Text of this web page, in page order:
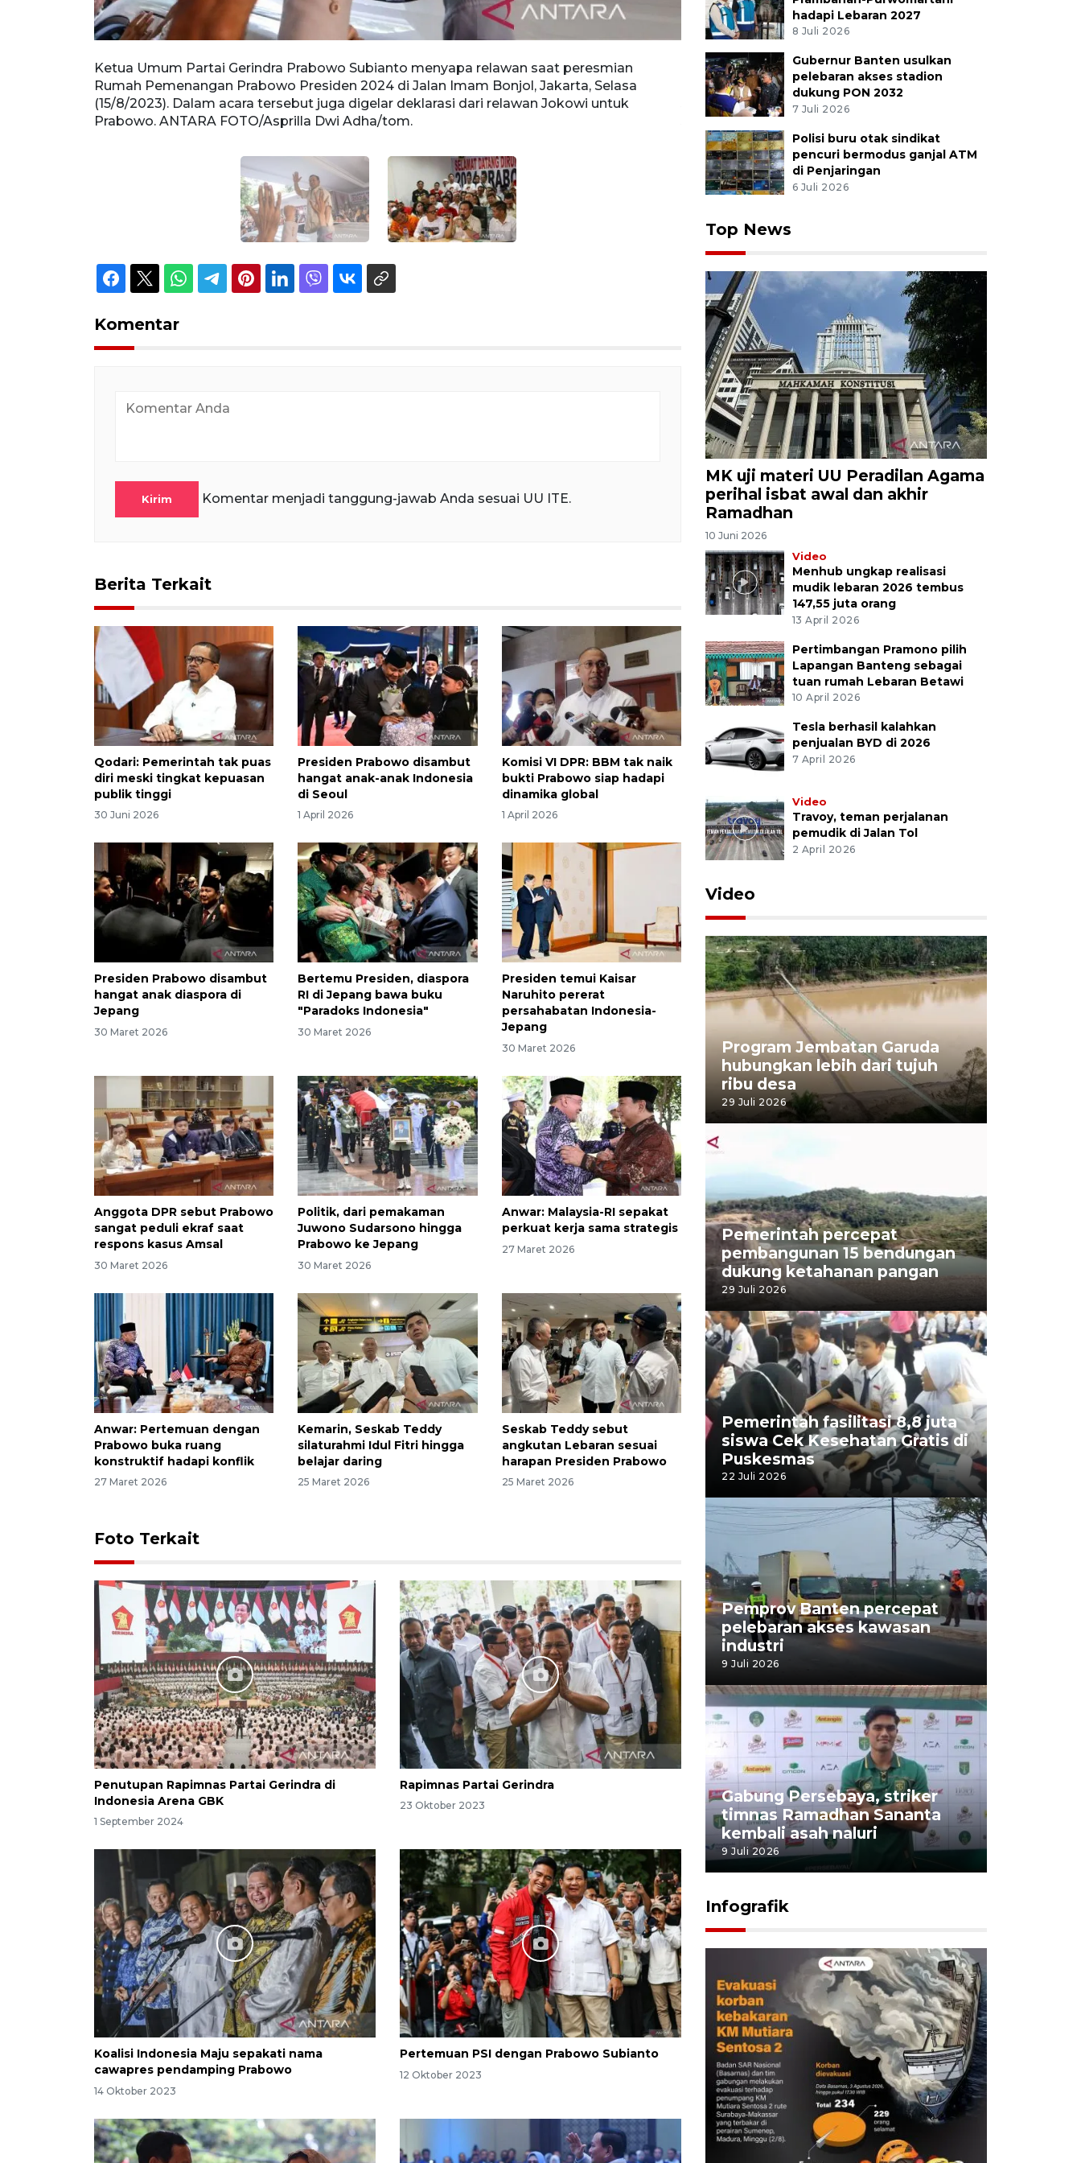
Ketua Umum Partai Gerindra Prabowo Subianto menyapa relawan saat peresmian
Rumah Pemenangan Prabowo Presiden 2024 di Jalan Imam Bonjol, Jakarta, Selasa
(15/8/2023). Dalam acara tersebut juga digelar deklarasi dari relawan Jokowi untuk
Prabowo. ANTARA FOTO/Asprilla Dwi Adha/tom.
Ketua Umum Partai Gerindra Prabowo Subianto (kedua
saat peresmian Rumah Pemenangan Prabowo Presiden
Jakarta, Selasa (15/8/2023). Dalam acara tersebut juga
Jokowi untuk Prabowo. ANTARA FOTO/Asprilla Dwi Adha/
Komentar
Kirim Komentar menjadi tanggung-jawab Anda sesuai UU ITE.
Berita Terkait
Qodari: Pemerintah tak puas
diri meski tingkat kepuasan
publik tinggi
30 Juni 2026
Presiden Prabowo disambut
hangat anak-anak Indonesia
di Seoul
1 April 2026
Komisi VI DPR: BBM tak naik
bukti Prabowo siap hadapi
dinamika global
1 April 2026
Presiden Prabowo disambut
hangat anak diaspora di
Jepang
30 Maret 2026
Bertemu Presiden, diaspora
RI di Jepang bawa buku
"Paradoks Indonesia"
30 Maret 2026
Presiden temui Kaisar
Naruhito pererat
persahabatan Indonesia-
Jepang
30 Maret 2026
Anggota DPR sebut Prabowo
sangat peduli ekraf saat
respons kasus Amsal
30 Maret 2026
Politik, dari pemakaman
Juwono Sudarsono hingga
Prabowo ke Jepang
30 Maret 2026
Anwar: Malaysia-RI sepakat
perkuat kerja sama strategis
27 Maret 2026
Anwar: Pertemuan dengan
Prabowo buka ruang
konstruktif hadapi konflik
27 Maret 2026
Kemarin, Seskab Teddy
silaturahmi Idul Fitri hingga
belajar daring
25 Maret 2026
Seskab Teddy sebut
angkutan Lebaran sesuai
harapan Presiden Prabowo
25 Maret 2026
Foto Terkait
Penutupan Rapimnas Partai Gerindra di
Indonesia Arena GBK
1 September 2024
Rapimnas Partai Gerindra
23 Oktober 2023
Koalisi Indonesia Maju sepakati nama
cawapres pendamping Prabowo
14 Oktober 2023
Pertemuan PSI dengan Prabowo Subianto
12 Oktober 2023
hadapi Lebaran 2027
8 Juli 2026
Gubernur Banten usulkan
pelebaran akses stadion
dukung PON 2032
7 Juli 2026
Polisi buru otak sindikat
pencuri bermodus ganjal ATM
di Penjaringan
6 Juli 2026
Top News
MK uji materi UU Peradilan Agama
perihal isbat awal dan akhir
Ramadhan
10 Juni 2026
Video
Menhub ungkap realisasi
mudik lebaran 2026 tembus
147,55 juta orang
13 April 2026
Pertimbangan Pramono pilih
Lapangan Banteng sebagai
tuan rumah Lebaran Betawi
10 April 2026
Tesla berhasil kalahkan
penjualan BYD di 2026
7 April 2026
Video
Travoy, teman perjalanan
pemudik di Jalan Tol
2 April 2026
Video
Program Jembatan Garuda
hubungkan lebih dari tujuh
ribu desa
29 Juli 2026
Pemerintah percepat
pembangunan 15 bendungan
dukung ketahanan pangan
29 Juli 2026
Pemerintah fasilitasi 8,8 juta
siswa Cek Kesehatan Gratis di
Puskesmas
22 Juli 2026
Pemprov Banten percepat
pelebaran akses kawasan
industri
9 Juli 2026
Gabung Persebaya, striker
timnas Ramadhan Sananta
kembali asah naluri
9 Juli 2026
Infografik